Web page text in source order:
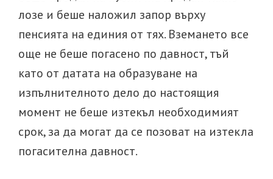
лозе и беше наложил запор върху
пенсията на единия от тях. Вземането все
още не беше погасено по давност, тъй
като от датата на образуване на
изпълнителното дело до настоящия
момент не беше изтекъл необходимият
срок, за да могат да се позоват на изтекла
погасителна давност.